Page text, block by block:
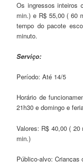
Os ingressos inteiros
min.) e R$ 55,00 ( 60
tempo do pacote
minuto.
Serviço:
Período: Até 14/5
Horário de
21h30 e domingo e
Valores: R$ 40,00 (
min.)
Público-alvo: Crianças